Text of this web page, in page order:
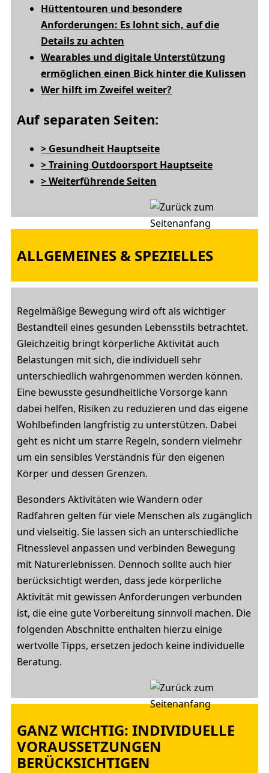
Hüttentouren und besondere
Anforderungen: Es lohnt sich, auf die
Details zu achten
Wearables und digitale Unterstützung
ermöglichen einen Bick hinter die Kulissen
Wer hilft im Zweifel weiter?
Auf separaten Seiten:
> Gesundheit Hauptseite
> Training Outdoorsport Hauptseite
> Weiterführende Seiten
ALLGEMEINES & SPEZIELLES
Regelmäßige Bewegung wird oft als wichtiger
Bestandteil eines gesunden Lebensstils betrachtet.
Gleichzeitig bringt körperliche Aktivität auch
Belastungen mit sich, die individuell sehr
unterschiedlich wahrgenommen werden können.
Eine bewusste gesundheitliche Vorsorge kann
dabei helfen, Risiken zu reduzieren und das eigene
Wohlbefinden langfristig zu unterstützen. Dabei
geht es nicht um starre Regeln, sondern vielmehr
um ein sensibles Verständnis für den eigenen
Körper und dessen Grenzen.
Besonders Aktivitäten wie Wandern oder
Radfahren gelten für viele Menschen als zugänglich
und vielseitig. Sie lassen sich an unterschiedliche
Fitnesslevel anpassen und verbinden Bewegung
mit Naturerlebnissen. Dennoch sollte auch hier
berücksichtigt werden, dass jede körperliche
Aktivität mit gewissen Anforderungen verbunden
ist, die eine gute Vorbereitung sinnvoll machen. Die
folgenden Abschnitte enthalten hierzu einige
wertvolle Tipps, ersetzen jedoch keine individuelle
Beratung.
GANZ WICHTIG: INDIVIDUELLE
VORAUSSETZUNGEN
BERÜCKSICHTIGEN